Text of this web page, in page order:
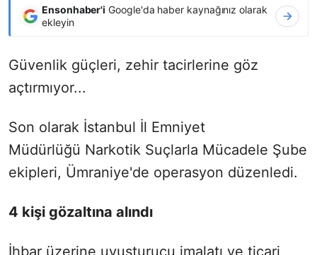
Ensonhaber'i Google'da haber kaynağınız olarak
ekleyin
Güvenlik güçleri, zehir tacirlerine göz
açtırmıyor...
Son olarak İstanbul İl Emniyet
Müdürlüğü Narkotik Suçlarla Mücadele Şube
ekipleri, Ümraniye'de operasyon düzenledi.
4 kişi gözaltına alındı
İhbar üzerine uyuşturucu imalatı ve ticari